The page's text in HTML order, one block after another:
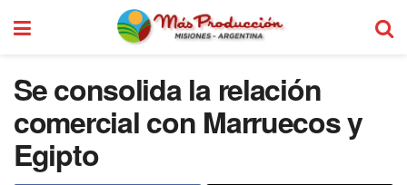
Se consolida la relación
comercial con Marruecos y
Egipto